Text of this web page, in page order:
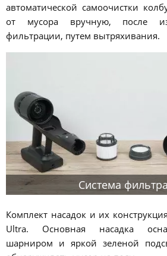
автоматической самоочистки
от мусора вручную, после
фильтрации, путем вытряхивания.
Система
Комплект насадок и их
Ultra. Основная насадка
шарниром и яркой зеленой